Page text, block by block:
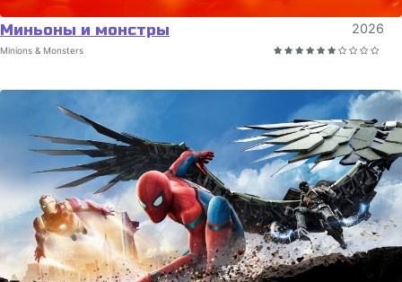
Миньоны и монстры 2026
Minions & Monsters